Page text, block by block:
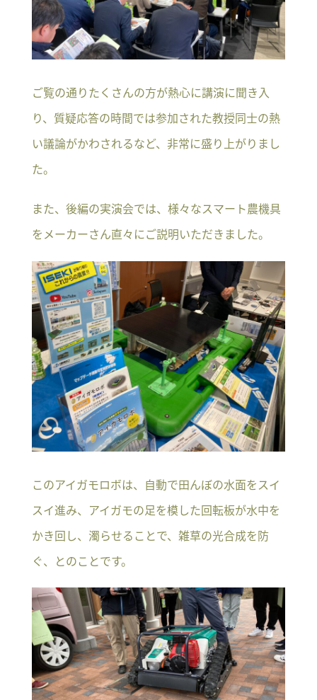
ご覧の通りたくさんの方が熱心に講演に聞き入
り、質疑応答の時間では参加された教授同士の熱
い議論がかわされるなど、非常に盛り上がりまし
た。
また、後編の実演会では、様々なスマート農機具
をメーカーさん直々にご説明いただきました。
このアイガモロボは、自動で田んぼの水面をスイ
スイ進み、アイガモの足を模した回転板が水中を
かき回し、濁らせることで、雑草の光合成を防
ぐ、とのことです。